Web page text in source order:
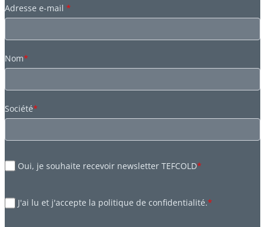
Adresse e-mail *
Nom*
Société*
Oui, je souhaite recevoir newsletter TEFCOLD*
J'ai lu et j'accepte la politique de confidentialité.*